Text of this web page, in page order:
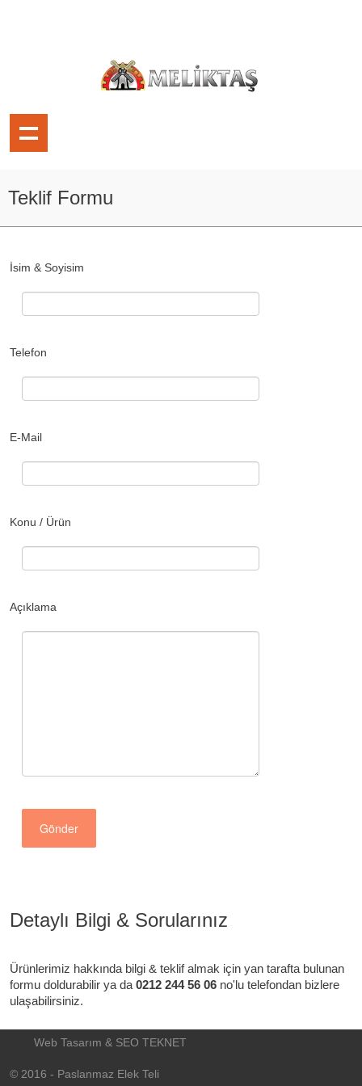
Teklif Formu
İsim & Soyisim
Telefon
E-Mail
Konu / Ürün
Açıklama
Gönder
Detaylı Bilgi & Sorularınız
Ürünlerimiz hakkında bilgi & teklif almak için yan tarafta bulunan
formu doldurabilir ya da 0212 244 56 06 no'lu telefondan bizlere
ulaşabilirsiniz.
Web Tasarım & SEO TEKNET
© 2016 - Paslanmaz Elek Teli